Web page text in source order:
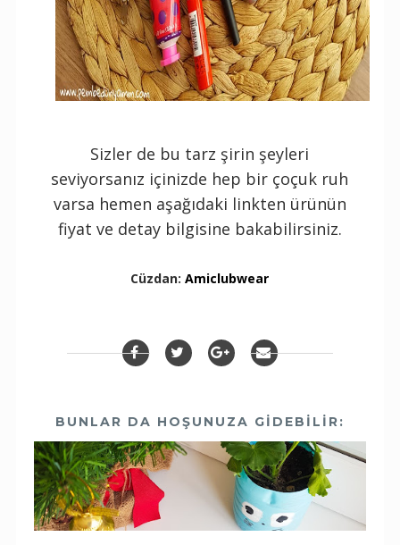
Sizler de bu tarz şirin şeyleri
seviyorsanız içinizde hep bir çoçuk ruh
varsa hemen aşağıdaki linkten ürünün
fiyat ve detay bilgisine bakabilirsiniz.
Cüzdan:Amiclubwear
BUNLAR DA HOŞUNUZA GIDEBILIR: